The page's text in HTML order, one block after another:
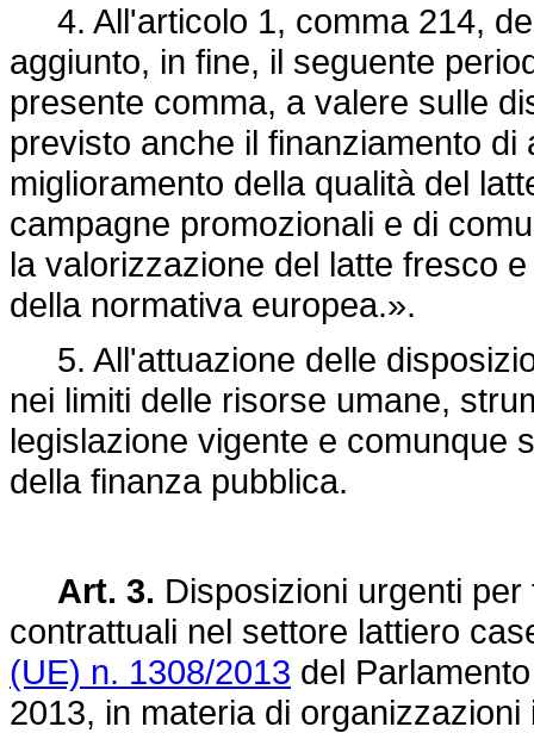
4. All'articolo 1, comma 214,
aggiunto, in fine, il seguente
presente comma, a valere sulle
previsto anche il finanziamento
miglioramento della qualità del
campagne promozionali e di
la valorizzazione del latte fresco
della normativa europea.».
5. All'attuazione delle
nei limiti delle risorse umane,
legislazione vigente e comunque
della finanza pubblica.
Art. 3. Disposizioni urgenti
contrattuali nel settore lattiero
(UE) n. 1308/2013 del
2013, in materia di